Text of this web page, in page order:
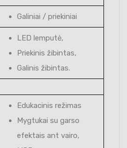
Galiniai / priekiniai
LED lemputė,
Priekinis žibintas,
Galinis žibintas.
Edukacinis režimas
Mygtukai su garso
efektais ant vairo,